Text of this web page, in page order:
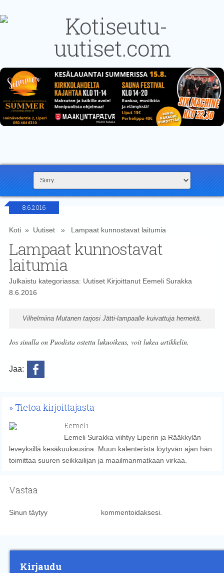
8.6.2016
Koti» Uutiset» Lampaat kunnostavat laitumia
Lampaat kunnostavat
laitumia
Julkaistu kategoriassa: UutisetKirjoittanut Eemeli Surakka
8.6.2016
Vilhelmiina Mutanen tarjosi Jätti-lampaalle kuivattuja herneitä.
Jos sinulla on Puodista ostettu lukuoikeus, voit lukea artikkelin.
Jaa:
Tietoa kirjoittajasta
Eemeli
Eemeli Surakka viihtyy Liperin ja Rääkkylän
leveyksillä kesäkuukausina. Muun kalenterista löytyvän ajan hän
toimittaa suuren seikkailijan ja maailmanmatkaan virkaa.
Vastaa
Sinun täytyy kommentoidaksesi.
Kirjaudu